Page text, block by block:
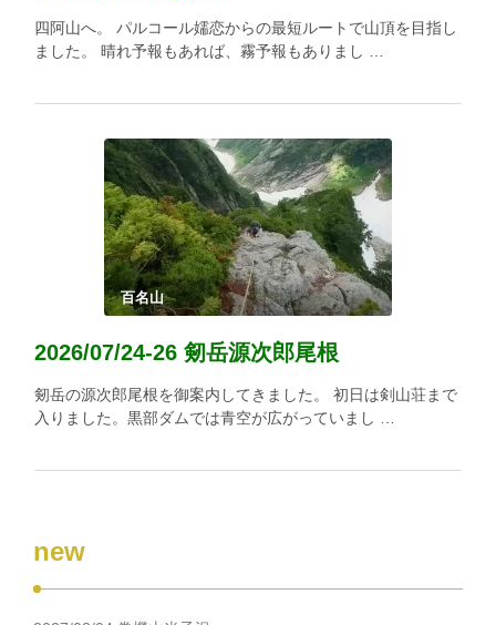
四阿山へ。 パルコール嬬恋からの最短ルートで山頂を目指し
ました。 晴れ予報もあれば、霧予報もありまし …
百名山
2026/07/24-26 剱岳源次郎尾根
剱岳の源次郎尾根を御案内してきました。 初日は剣山荘まで
入りました。黒部ダムでは青空が広がっていまし …
new